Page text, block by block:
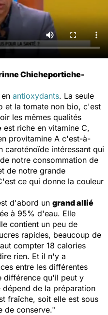
Chicheportiche-
antioxydants. La seule
et la tomate non bio, c'est
les mêmes qualités
est riche en vitamine C,
provitamine A c'est-à-
caroténoïde intéressant qui
notre consommation de
de notre grande
ce qui donne la couleur
d'abord un grand allié
à 95% d'eau. Elle
contient un peu de
rapides, beaucoup de
compter 18 calories
rien. Et il n'y a
entre les différentes
différence qu'il peut y
de la préparation
fraîche, soit elle est sous
de conserve."